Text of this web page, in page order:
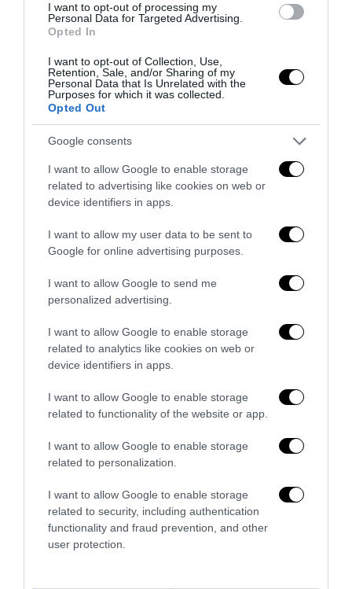
I want to opt-out of processing my
Personal Data for Targeted Advertising.
Opted In
I want to opt-out of Collection, Use,
Retention, Sale, and/or Sharing of my
Personal Data that Is Unrelated with the
Purposes for which it was collected.
Opted Out
Google consents
I want to allow Google to enable storage
related to advertising like cookies on web or
device identifiers in apps.
I want to allow my user data to be sent to
Google for online advertising purposes.
I want to allow Google to send me
personalized advertising.
I want to allow Google to enable storage
related to analytics like cookies on web or
device identifiers in apps.
I want to allow Google to enable storage
related to functionality of the website or app.
I want to allow Google to enable storage
related to personalization.
I want to allow Google to enable storage
related to security, including authentication
functionality and fraud prevention, and other
user protection.
Senso del sacro, fiuto del gol: Mikel Merino e una
Spagna tornata alle origini
14 Luglio 2026
Trump e Infantino: oltre l’ultimo Mondiale dell’umanità